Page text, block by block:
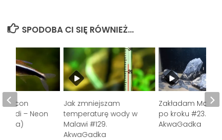
SPODOBA CI SIĘ RÓWNIEŻ...
Jak zmniejszam
temperaturę wody w
Malawi #129.
AkwaGadka
Zakładam
po kroku #23.
AkwaGadka
– Neon